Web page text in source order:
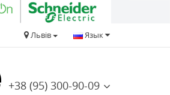
Язык
Львів
+38 (95) 300-90-09